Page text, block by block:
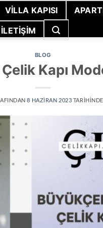
VILLA KAPISI
İLETIŞIM
BLOG
Kapı
8 HAZIRAN 2023